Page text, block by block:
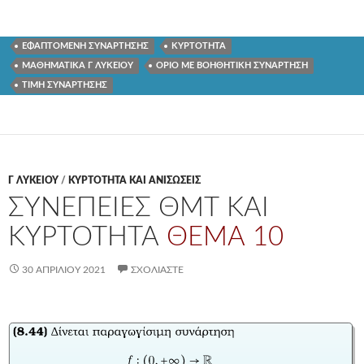
ΕΦΑΠΤΟΜΕΝΗ ΣΥΝΑΡΤΗΣΗΣ ΚΥΡΤΟΤΗΤΑ
ΜΑΘΗΜΑΤΙΚΑ Γ ΛΥΚΕΙΟΥ ΟΡΙΟ ΜΕ ΒΟΗΘΗΤΙΚΗ ΣΥΝΑΡΤΗΣΗ
ΤΙΜΗ ΣΥΝΑΡΤΗΣΗΣ
Γ ΛΥΚΕΊΟΥ / ΚΥΡΤΟΤΗΤΑ ΚΑΙ ΑΝΙΣΩΣΕΙΣ
ΣΥΝΕΠΕΙΕΣ ΘΜΤ ΚΑΙ
ΚΥΡΤΟΤΗΤΑ ΘΕΜΑ 10
30 ΑΠΡΙΛΊΟΥ 2021 ΣΧΟΛΙΆΣΤΕ